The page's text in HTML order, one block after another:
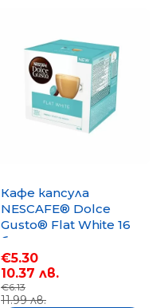
Кафе капсула
NESCAFE® Dolce
Gusto® Flat White 16
бр.
€5.30
10.37 лв.
€6.13
11.99 лв.